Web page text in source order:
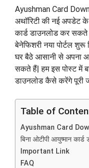
Ayushman Card
अथॉरिटी की नई अपडेट
कार्ड डाउनलोड कर
बेनेफिशरी नया पोर्टल
घर बैठे आसानी से अपना
सकते हैं| हम इस पोस्ट में
डाउनलोड कैसे करेंगे पूरी
Table of
Ayushman Card
बिना ओटीपी आयुष्मान
Important Link
FAQ